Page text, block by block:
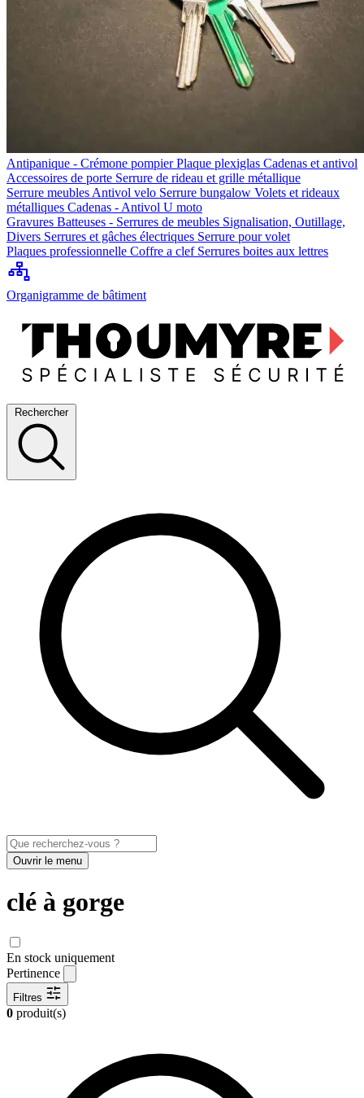
Antipanique - Crémone pompierPlaque plexiglas Cadenas et antivol
Accessoires de porte Serrure de rideau et grille métallique
Serrure meubles Antivol velo Serrure bungalow Volets et rideaux
métalliques Cadenas - Antivol U moto
Gravures Batteuses - Serrures de meubles Signalisation, Outillage,
Divers Serrures et gâches électriques Serrure pour volet
Plaques professionnelle Coffre a clef Serrures boites aux lettres
Organigramme de bâtiment
Rechercher
Ouvrir le menu
clé à gorge
En stock uniquement
Pertinence
Filtres
0 produit(s)